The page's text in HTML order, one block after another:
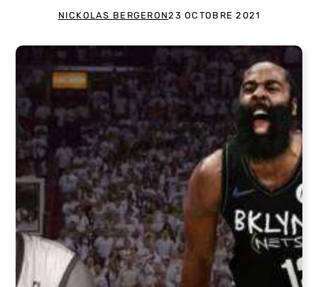
NICKOLAS BERGERON23 OCTOBRE 2021